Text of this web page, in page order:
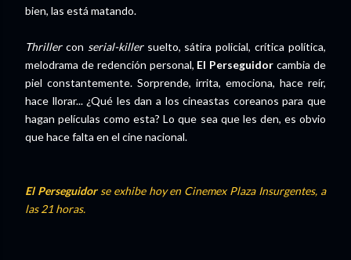
bien, las está matando.
Thrillercon serial-killersuelto, sátira policial, crítica política,
melodrama de redención personal, El Perseguidor cambia de
piel constantemente. Sorprende, irrita, emociona, hace reír,
hace llorar... ¿Qué les dan a los cineastas coreanos para que
hagan películas como esta? Lo que sea que les den, es obvio
que hace falta en el cine nacional.
El Perseguidorse exhibe hoy en Cinemex Plaza Insurgentes, a
las 21 horas.